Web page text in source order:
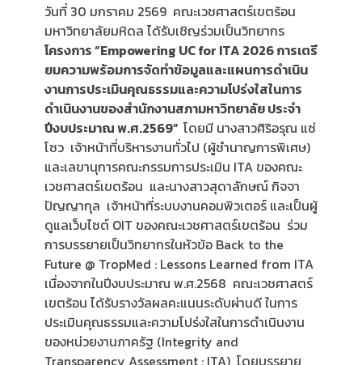
วันที่ 30 มกราคม 2569 คณะเวชศาสตร์เขตร้อน
มหาวิทยาลัยมหิดล ได้รับเชิญร่วมเป็นวิทยากร
โครงการ “Empowering UC for ITA 2026 การเตรี
ยมความพร้อมการจัดทำข้อมูลและแผนการดำเนิน
งานการประเมินคุณธรรมและความโปร่งใสในการ
ดำเนินงานของสำนักงานสภามหาวิทยาลัย ประจำ
ปีงบประมาณ พ.ศ.2569” โดยมี นางสาวศิริอรุณ แซ่
โซว เจ้าหน้าที่บริหารงานทั่วไป (ผู้ชำนาญการพิเศษ)
และเลขานุการคณะกรรมการประเมิน ITA ของคณะ
เวชศาสตร์เขตร้อน และนางสาวสุดาลักษณ์ กิจจา
ปัญญากุล เจ้าหน้าที่ระบบงานคอมพิวเตอร์ และเป็นผู้
ดูแลเว็บไซต์ OIT ของคณะเวชศาสตร์เขตร้อน ร่วม
การบรรยายเป็นวิทยากรในหัวข้อ Back to the
Future @ TropMed : Lessons Learned from ITA
เนื่องจากในปีงบประมาณ พ.ศ.2568 คณะเวชศาสตร์
เขตร้อน ได้รับรางวัลผลคะแนนระดับผ่านดี ในการ
ประเมินคุณธรรมและความโปร่งใสในการดำเนินงาน
ของหน่วยงานภาครัฐ (Integrity and
Transparency Assessment : ITA) โดยบรรยาย